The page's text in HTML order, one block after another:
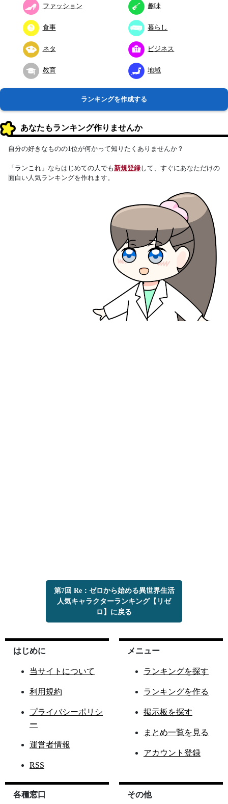
ファッション 趣味
食事 暮らし
ネタ ビジネス
教育 地域
ランキングを作成する
あなたもランキング作りませんか
自分の好きなものの1位が何かって知りたくありませんか？
「ランこれ」ならはじめての人でも新規登録して、すぐにあなただけの
面白い人気ランキングを作れます。
第7回 Re：ゼロから始める異世界生活
人気キャラクターランキング【リゼ
ロ】に戻る
はじめに
当サイトについて
利用規約
プライバシーポリシ
ー
運営者情報
RSS
メニュー
ランキングを探す
ランキングを作る
掲示板を探す
まとめ一覧を見る
アカウント登録
各種窓口 その他